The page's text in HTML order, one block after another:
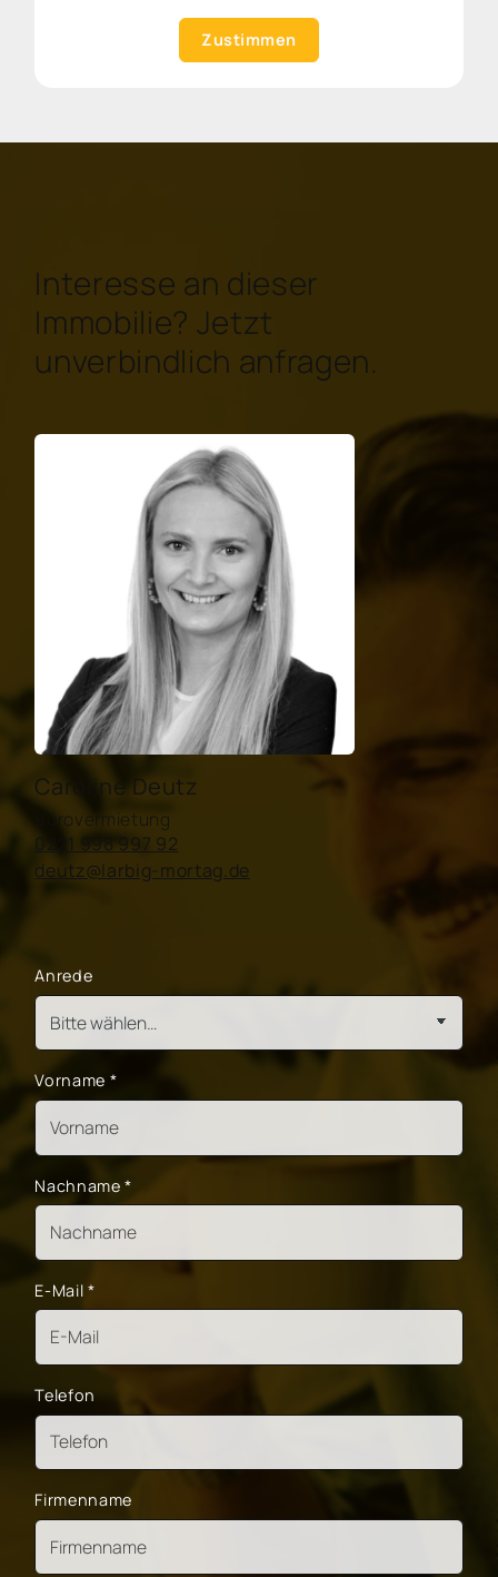
Zustimmen
Interesse an dieser
Immobilie? Jetzt
unverbindlich anfragen.
Caroline Deutz
Bürovermietung
0221 998 997 92
deutz@larbig-mortag.de
Anrede
Vorname *
Nachname*
E-Mail *
Telefon
Firmenname